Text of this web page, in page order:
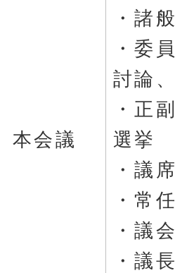
本会議
・諸
・委
討論
・正
選挙
・議
・常
・議
・議